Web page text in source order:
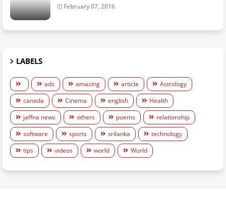
February 07, 2016
LABELS
ads amazing article
Astrology
canada
Cinema english
Health
jaffna news
others poems
relationship
software
sports srilanka
technology
tips
videos world World